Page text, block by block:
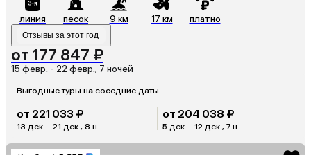
линия песок 9 км 17 км платно
Отзывы за этот год
от 177 847 ₽
15 февр. - 22 февр., 7 ночей
Выгодные туры на соседние даты
от 221 033 ₽
13 дек. - 21 дек., 8 н.
от 204 038 ₽
5 дек. - 12 дек., 7 н.